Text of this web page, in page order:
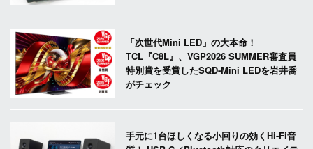
「次世代Mini LED」の大本命！
TCL『C8L』、VGP2026 SUMMER審査員
特別賞を受賞したSQD-Mini LEDを岩井喬
がチェック
手元に1台ほしくなる小回りの効くHi-Fi音